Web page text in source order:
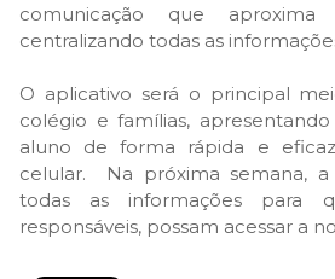
comunicação que
centralizando todas as
O aplicativo será o principal
colégio e famílias,
aluno de forma rápida e
celular. Na próxima semana, a
todas as informações para
responsáveis, possam acessar a